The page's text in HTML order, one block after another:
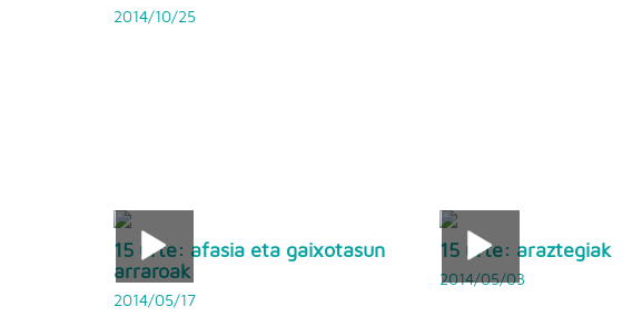
2014/10/25
15 urte: afasia eta gaixotasun
arraroak
2014/05/17
15 urte: araztegiak
2014/05/03